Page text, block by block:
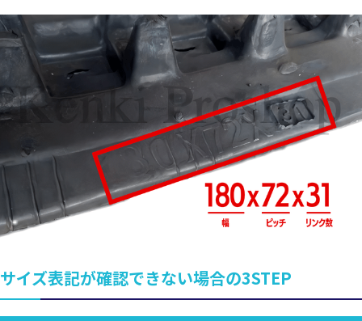
サイズ表記が確認できない場合の3STEP